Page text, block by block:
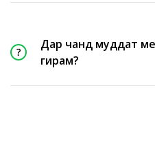
Дар чанд муддат
гирам?